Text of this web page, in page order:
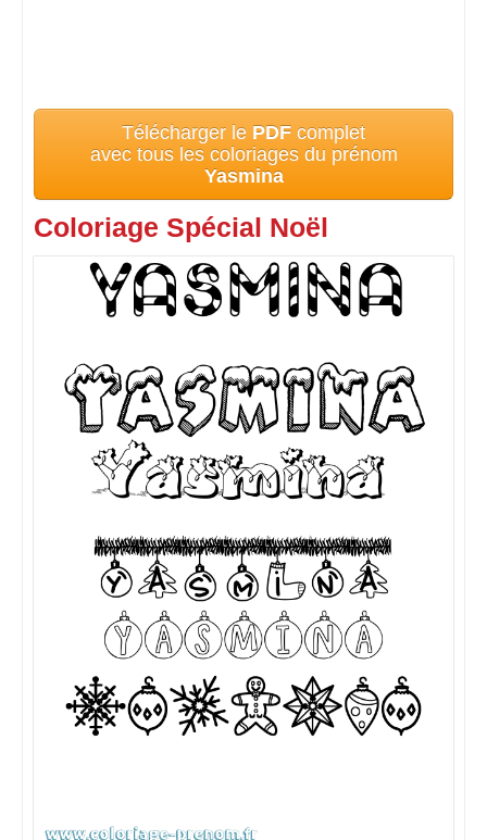
Télécharger le PDF complet
avec tous les coloriages du prénom
Yasmina
Coloriage Spécial Noël